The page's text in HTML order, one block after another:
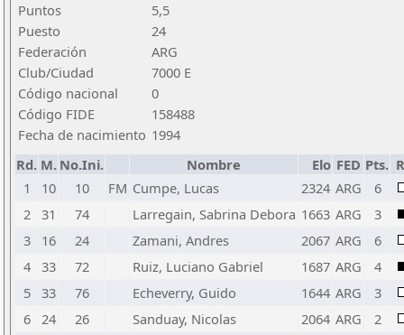
Puntos
5,5
Puesto
24
Federación
ARG
Club/Ciudad
7000 E
Código nacional
0
Código FIDE
158488
Fecha de nacimiento 1994
Rd. M. No.Ini. Nombre Elo FED Pts.
1
10 10 FM Cumpe, Lucas 2324 ARG
6
2 31 74 Larregain, Sabrina Debora 1663 ARG
3
3
16 24 Zamani, Andres 2067 ARG
6
4 33 72 Ruiz, Luciano Gabriel 1687 ARG
4
5 33 76 Echeverry, Guido 1644 ARG
3
6 24 26 Sanduay, Nicolas 2064 ARG
2